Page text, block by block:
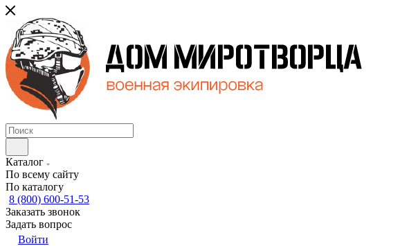
Каталог
По всему сайту
По каталогу
8 (800) 600-51-53
Заказать звонок
Задать вопрос
Войти